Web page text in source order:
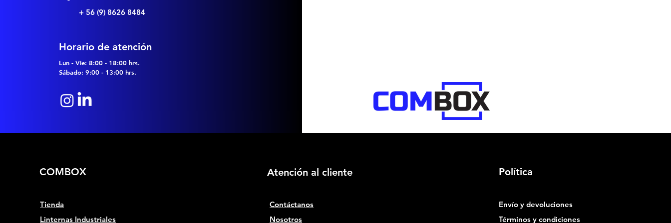
+ 56 (9) 8626 8484
Horario de atención
Lun - Vie: 8:00 - 18:00 hrs.
Sábado: 9:00 - 13:00 hrs.
COMBOX
Tienda
Linternas Industriales
Atención al cliente
Contáctanos
Nosotros
Política
Envío y devoluciones
Términos y condiciones